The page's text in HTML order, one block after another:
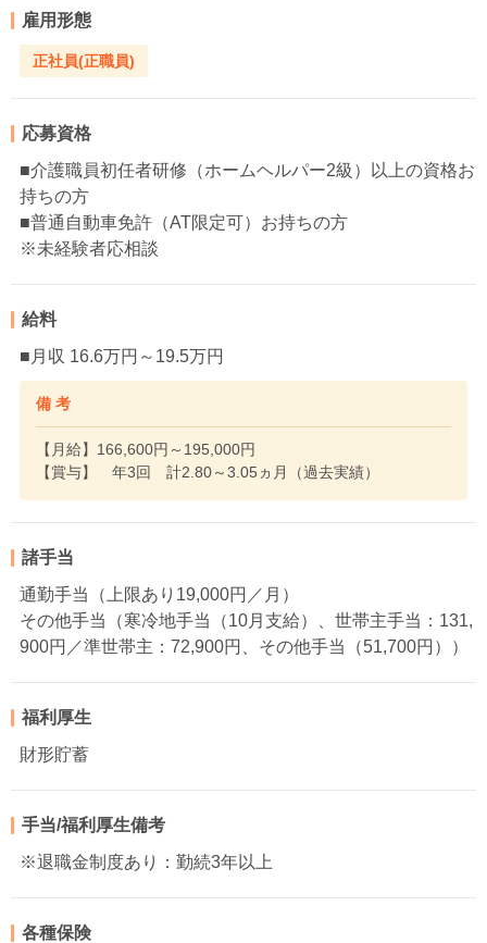
雇用形態
正社員(正職員)
応募資格
■介護職員初任者研修（ホームヘルパー2級）以上の資格お
持ちの方
■普通自動車免許（AT限定可）お持ちの方
※未経験者応相談
給料
■月収 16.6万円～19.5万円
備 考
【月給】166,600円～195,000円
【賞与】 年3回 計2.80～3.05ヵ月（過去実績）
諸手当
通勤手当（上限あり19,000円／月）
その他手当（寒冷地手当（10月支給）、世帯主手当：131,
900円／準世帯主：72,900円、その他手当（51,700円））
福利厚生
財形貯蓄
手当/福利厚生備考
※退職金制度あり：勤続3年以上
各種保険